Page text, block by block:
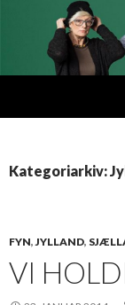
Kategoriarkiv:
FYN,JYLLAND,
VI